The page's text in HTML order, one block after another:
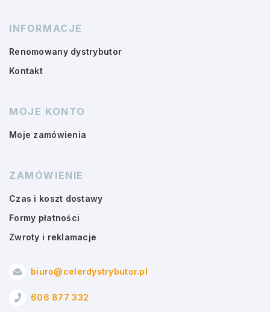
INFORMACJE
Renomowany dystrybutor
Kontakt
MOJE KONTO
Moje zamówienia
ZAMÓWIENIE
Czas i koszt dostawy
Formy płatności
Zwroty i reklamacje
biuro@celerdystrybutor.pl
606 877 332